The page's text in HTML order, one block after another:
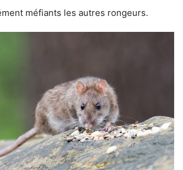
méfiants les autres rongeurs.